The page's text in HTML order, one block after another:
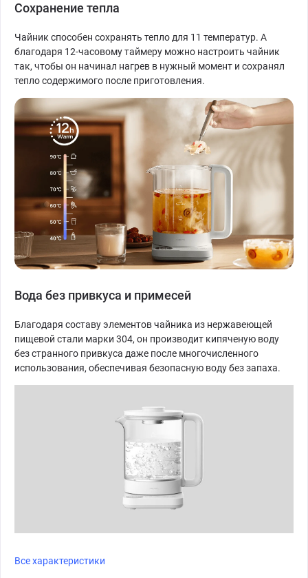
Сохранение тепла
Чайник способен сохранять тепло для 11 температур. А
благодаря 12-часовому таймеру можно настроить чайник
так, чтобы он начинал нагрев в нужный момент и сохранял
тепло содержимого после приготовления.
Вода без привкуса и примесей
Благодаря составу элементов чайника из нержавеющей
пищевой стали марки 304, он производит кипяченую воду
без странного привкуса даже после многочисленного
использования, обеспечивая безопасную воду без запаха.
Все характеристики